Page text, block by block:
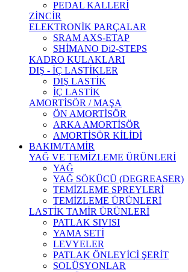
PEDAL KALLERİ
ZİNCİR
ELEKTRONİK PARÇALAR
SRAM AXS-ETAP
SHİMANO Di2-STEPS
KADRO KULAKLARI
DIŞ - İÇ LASTİKLER
DIŞ LASTİK
İÇ LASTİK
AMORTİSÖR / MAŞA
ÖN AMORTİSÖR
ARKA AMORTİSÖR
AMORTİSÖR KİLİDİ
BAKIM/TAMİR
YAĞ VE TEMİZLEME ÜRÜNLERİ
YAĞ
YAĞ SÖKÜCÜ (DEGREASER)
TEMİZLEME SPREYLERİ
TEMİZLEME ÜRÜNLERİ
LASTİK TAMİR ÜRÜNLERİ
PATLAK SIVISI
YAMA SETİ
LEVYELER
PATLAK ÖNLEYİCİ ŞERİT
SOLÜSYONLAR